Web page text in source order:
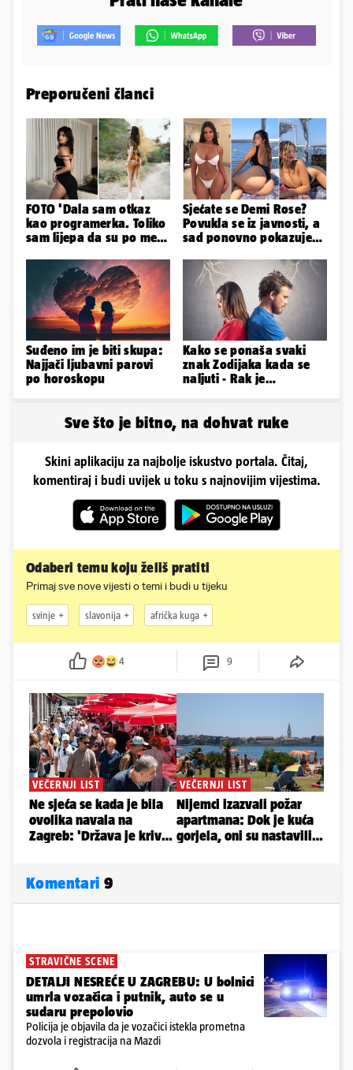
Preporučeni članci
FOTO 'Dala sam otkaz
kao programerka. Toliko
sam lijepa da su po meni
Sjećate se Demi Rose?
Povukla se iz javnosti, a
sad ponovno pokazuje
Suđeno im je biti skupa:
Najjači ljubavni parovi
po horoskopu
Kako se ponaša svaki
znak Zodijaka kada se
naljuti - Rak je
Sve što je bitno, na dohvat ruke
Skini aplikaciju za najbolje iskustvo portala. Čitaj,
komentiraj i budi uvijek u toku s najnovijim vijestima.
Odaberi temu koju želiš pratiti
Primaj sve nove vijesti o temi i budi u tijeku
svinje slavonija afrička kuga
4 9
Komentari 9
STRAVIČNE SCENE
DETALJI NESREĆE U ZAGREBU: U bolnici
umrla vozačica i putnik, auto se u
sudaru prepolovio
Policija je objavila da je vozačici istekla prometna
dozvola i registracija na Mazdi